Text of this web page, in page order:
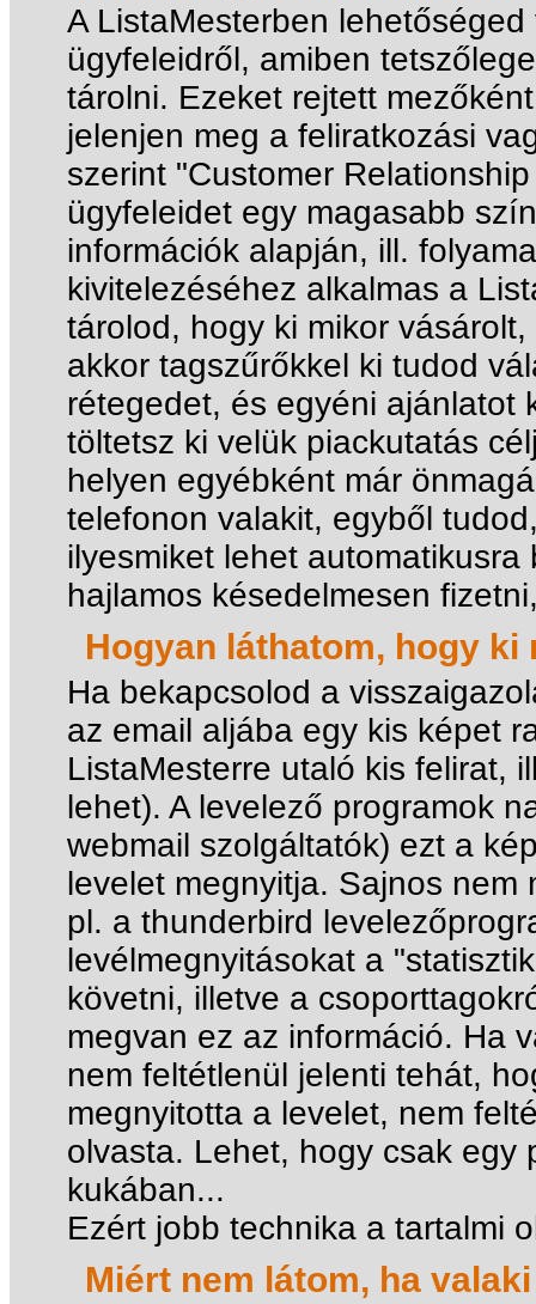
A ListaMesterben
ügyfeleidről, amiben
tárolni. Ezeket rejtett
jelenjen meg a feliratkozási
szerint "Customer
ügyfeleidet egy magasabb
információk alapján, ill.
kivitelezéséhez alkalmas a
tárolod, hogy ki mikor
akkor tagszűrőkkel ki tudod
rétegedet, és egyéni ajánlatot
töltetsz ki velük piackutatás
helyen egyébként már
telefonon valakit, egyből
ilyesmiket lehet
hajlamos késedelmesen
Hogyan láthatom, hogy
Ha bekapcsolod a
az email aljába egy kis képet
ListaMesterre utaló kis felirat,
lehet). A levelező programok
webmail szolgáltatók) ezt a
levelet megnyitja. Sajnos nem
pl. a thunderbird
levélmegnyitásokat a
követni, illetve a
megvan ez az információ. Ha
nem feltétlenül jelenti tehát,
megnyitotta a levelet, nem
olvasta. Lehet, hogy csak egy
kukában...
Ezért jobb technika a tartalmi
Miért nem látom, ha